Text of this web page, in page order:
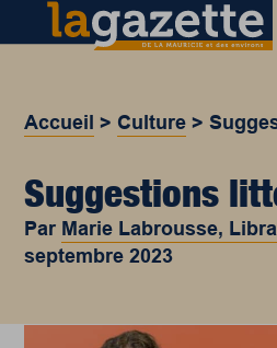
Accueil > Culture >
Suggestions
Par Marie Labrousse,
septembre 2023